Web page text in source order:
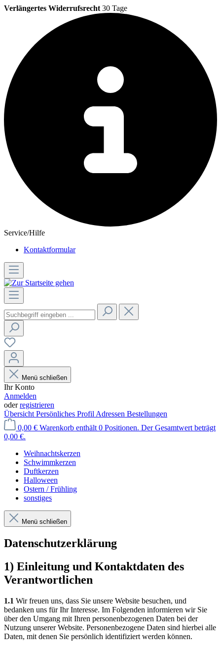
Verlängertes Widerrufsrecht 30 Tage
Service/Hilfe
Kontaktformular
Menü schließen
Ihr Konto
Anmelden
oderregistrieren
Übersicht Persönliches Profil Adressen Bestellungen
0,00 € Warenkorb enthält 0 Positionen. Der Gesamtwert beträgt
0,00 €.
Weihnachtskerzen
Schwimmkerzen
Duftkerzen
Halloween
Ostern / Frühling
sonstiges
Menü schließen
Datenschutzerklärung
1) Einleitung und Kontaktdaten des
Verantwortlichen
1.1 Wir freuen uns, dass Sie unsere Website besuchen, und
bedanken uns für Ihr Interesse. Im Folgenden informieren wir Sie
über den Umgang mit Ihren personenbezogenen Daten bei der
Nutzung unserer Website. Personenbezogene Daten sind hierbei alle
Daten, mit denen Sie persönlich identifiziert werden können.